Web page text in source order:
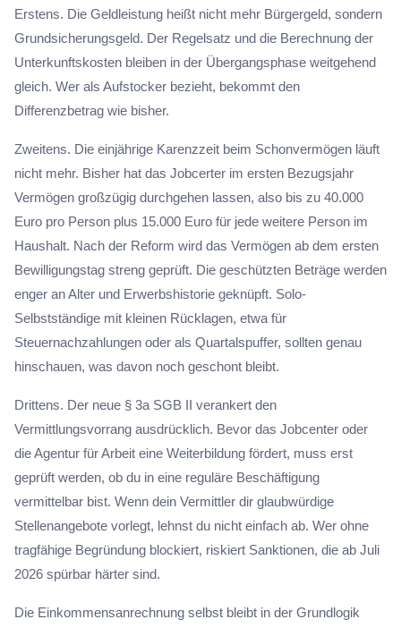
Erstens. Die Geldleistung heißt nicht mehr Bürgergeld, sondern
Grundsicherungsgeld. Der Regelsatz und die Berechnung der
Unterkunftskosten bleiben in der Übergangsphase weitgehend
gleich. Wer als Aufstocker bezieht, bekommt den
Differenzbetrag wie bisher.
Zweitens. Die einjährige Karenzzeit beim Schonvermögen läuft
nicht mehr. Bisher hat das Jobcerter im ersten Bezugsjahr
Vermögen großzügig durchgehen lassen, also bis zu 40.000
Euro pro Person plus 15.000 Euro für jede weitere Person im
Haushalt. Nach der Reform wird das Vermögen ab dem ersten
Bewilligungstag streng geprüft. Die geschützten Beträge werden
enger an Alter und Erwerbshistorie geknüpft. Solo-
Selbstständige mit kleinen Rücklagen, etwa für
Steuernachzahlungen oder als Quartalspuffer, sollten genau
hinschauen, was davon noch geschont bleibt.
Drittens. Der neue § 3a SGB II verankert den
Vermittlungsvorrang ausdrücklich. Bevor das Jobcenter oder
die Agentur für Arbeit eine Weiterbildung fördert, muss erst
geprüft werden, ob du in eine reguläre Beschäftigung
vermittelbar bist. Wenn dein Vermittler dir glaubwürdige
Stellenangebote vorlegt, lehnst du nicht einfach ab. Wer ohne
tragfähige Begründung blockiert, riskiert Sanktionen, die ab Juli
2026 spürbar härter sind.
Die Einkommensanrechnung selbst bleibt in der Grundlogik